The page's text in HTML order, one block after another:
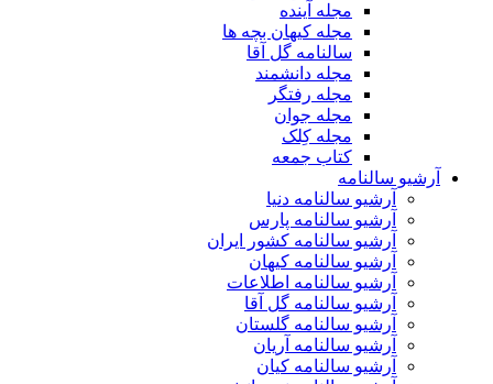
مجله آینده
مجله کیهان بچه ها
سالنامه گل آقا
مجله دانشمند
مجله رفتگر
مجله جوان
مجله کِلک
کتاب جمعه
آرشیو سالنامه
آرشیو سالنامه دنیا
آرشیو سالنامه پارس
آرشیو سالنامه کشور ایران
آرشیو سالنامه کیهان
آرشیو سالنامه اطلاعات
آرشیو سالنامه گل آقا
آرشیو سالنامه گلستان
آرشیو سالنامه آریان
آرشیو سالنامه کیان